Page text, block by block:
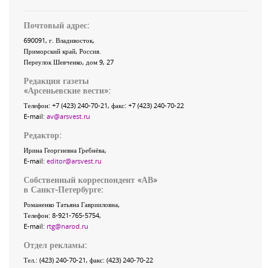
Почтовый адрес:
690091, г. Владивосток,
Приморский край, Россия
Переулок Шевченко, дом 9, 27
Редакция газеты
«Арсеньевские вести»:
Телефон: +7 (423) 240-70-21, факс: +7 (423) 240-70-22
E-mail: av@arsvest.ru
Редактор:
Ирина Георгиевна Гребнёва,
E-mail: editor@arsvest.ru
Собственный корреспондент «АВ»
в Санкт-Петербурге:
Романенко Татьяна Гаврииловна,
Телефон: 8-921-765-5754,
E-mail: rtg@narod.ru
Отдел рекламы:
Тел.: (423) 240-70-21, факс: (423) 240-70-22